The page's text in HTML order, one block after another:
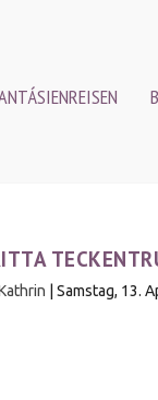
Samstag, 13.